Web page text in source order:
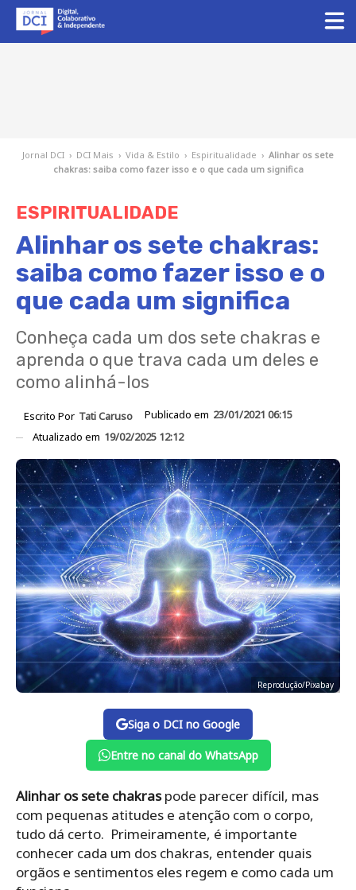
Jornal DCI › DCI Mais › Vida & Estilo › Espiritualidade › Alinhar os sete
chakras: saiba como fazer isso e o que cada um significa
ESPIRITUALIDADE
Alinhar os sete chakras:
saiba como fazer isso e o
que cada um significa
Conheça cada um dos sete chakras e
aprenda o que trava cada um deles e
como alinhá-los
Escrito Por Tati Caruso Publicado em 23/01/2021 06:15
Atualizado em 19/02/2025 12:12
Reprodução/Pixabay
Siga o DCI no Google
Entre no canal do WhatsApp
Alinhar os sete chakraspode parecer difícil, mas
com pequenas atitudes e atenção com o corpo,
tudo dá certo. Primeiramente, é importante
conhecer cada um dos chakras, entender quais
orgãos e sentimentos eles regem e como cada um